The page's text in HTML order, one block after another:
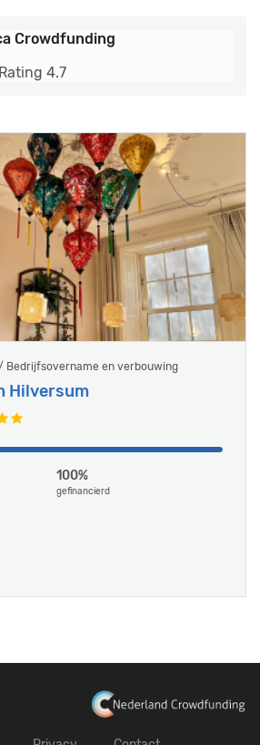
Crowdfunding
Rating 4.7
Bedrijfsovername en verbouwing
Hilversum
100%
gefinancierd